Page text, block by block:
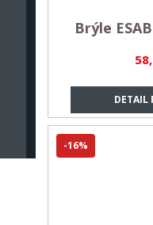
DETAIL
Brýle
-16%